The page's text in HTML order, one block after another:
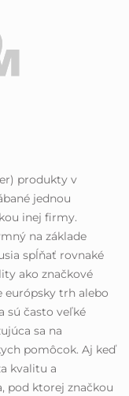
produkty v
jednou
inej firmy.
na základe
spĺňať rovnaké
ako značkové
európsky trh alebo
sú často veľké
sa na
pomôcok. Aj keď
kvalitu a
pod ktorej značkou